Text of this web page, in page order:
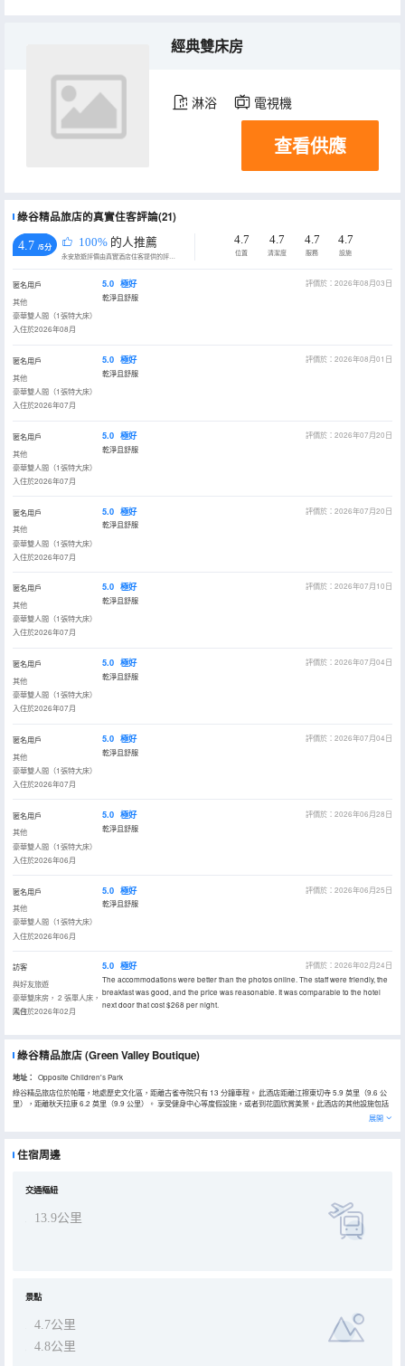
經典雙床房
淋浴 電視機
查看供應
綠谷精品旅店的真實住客評論(21)
4.7 /5分 100% 的人推薦
永安旅遊評價由真實酒店住客提供的評價。
4.7
位置
4.7
清潔度
4.7
服務
4.7
設施
匿名用戶
其他
豪華雙人間（1張特大床）
入住於2026年08月
5.0 極好
評價於：2026年08月03日
乾淨且舒服
匿名用戶
其他
豪華雙人間（1張特大床）
入住於2026年07月
5.0 極好
評價於：2026年08月01日
乾淨且舒服
匿名用戶
其他
豪華雙人間（1張特大床）
入住於2026年07月
5.0 極好
評價於：2026年07月20日
乾淨且舒服
匿名用戶
其他
豪華雙人間（1張特大床）
入住於2026年07月
5.0 極好
評價於：2026年07月20日
乾淨且舒服
匿名用戶
其他
豪華雙人間（1張特大床）
入住於2026年07月
5.0 極好
評價於：2026年07月10日
乾淨且舒服
匿名用戶
其他
豪華雙人間（1張特大床）
入住於2026年07月
5.0 極好
評價於：2026年07月04日
乾淨且舒服
匿名用戶
其他
豪華雙人間（1張特大床）
入住於2026年07月
5.0 極好
評價於：2026年07月04日
乾淨且舒服
匿名用戶
其他
豪華雙人間（1張特大床）
入住於2026年06月
5.0 極好
評價於：2026年06月28日
乾淨且舒服
匿名用戶
其他
豪華雙人間（1張特大床）
入住於2026年06月
5.0 極好
評價於：2026年06月25日
乾淨且舒服
訪客
與好友旅遊
豪華雙床房， 2 張單人床，
陽台
入住於2026年02月
5.0 極好
評價於：2026年02月24日
The accommodations were better than the photos online. The staff were friendly, the
breakfast was good, and the price was reasonable. It was comparable to the hotel
next door that cost $268 per night.
綠谷精品旅店(Green Valley Boutique)
地址：
Opposite Children's Park
綠谷精品旅店位於帕羅，地處歷史文化區，距離古雀寺院只有 13 分鐘車程。 此酒店距離江擦東切寺 5.9 英里（9.6 公
里），距離秋天拉康 6.2 英里（9.9 公里）。 享受健身中心等度假設施，或者到花園欣賞美景。此酒店的其他設施包括
免費 WiFi、禮賓服務和野餐區。 您可以到餐廳享用一頓美餐；也可去酒店的咖啡館吃些點心。您可以到酒吧/酒廊，點
一杯喜歡的飲品，暢飲一番。每天 08:00 至 10:00 提供收費的當地美食早餐。 特色服務/設施包括乾洗/洗衣服務、洗衣
便利設施包括電話，以及書桌和茶具/咖啡用具。
展開
住宿周邊
交通樞紐
13.9公里
景點
4.7公里
4.8公里